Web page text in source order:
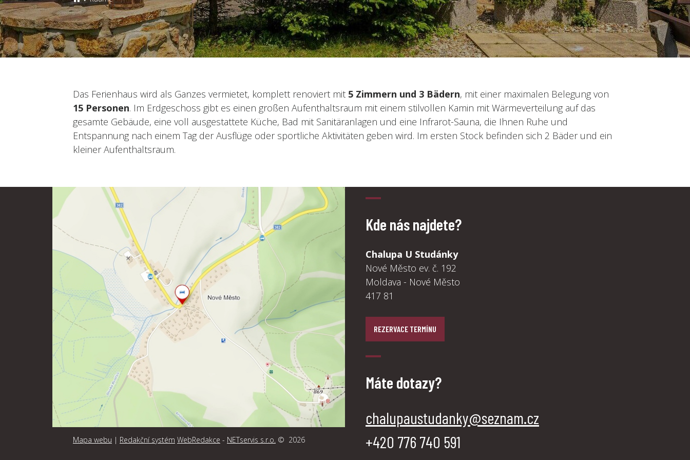
Das Ferienhaus wird als Ganzes vermietet, komplett renoviert mit 5 Zimmern und 3 Bädern, mit einer maximalen Belegung von
15 Personen. Im Erdgeschoss gibt es einen großen Aufenthaltsraum mit einem stilvollen Kamin mit Wärmeverteilung auf das
gesamte Gebäude, eine voll ausgestattete Küche, Bad mit Sanitäranlagen und eine Infrarot-Sauna, die Ihnen Ruhe und
Entspannung nach einem Tag der Ausflüge oder sportliche Aktivitäten geben wird. Im ersten Stock befinden sich 2 Bäder und ein
kleiner Aufenthaltsraum.
Kde nás najdete?
Chalupa U Studánky
Nové Město ev. č. 192
Moldava - Nové Město
417 81
REZERVACE TERMÍNU
Máte dotazy?
chalupaustudanky@seznam.cz
‭+420 776 740 591
Mapa webu | Redakční systém WebRedakce - NETservis s.r.o. © 2026